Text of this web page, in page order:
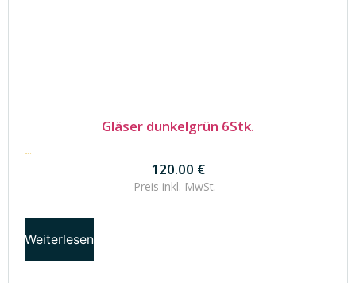
Gläser dunkelgrün 6Stk.
120.00 €
120.00 €
Preis inkl. MwSt.
Weiterlesen